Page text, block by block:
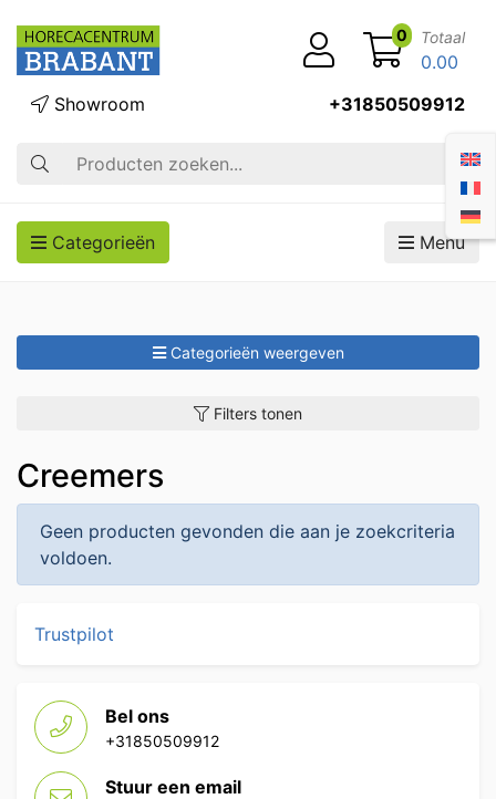
Zoek op
Showroom +31850509912
0 Totaal
0.00
Categorieën Menu
Categorieën weergeven
Filters tonen
Creemers
Geen producten gevonden die aan je zoekcriteria
voldoen.
Trustpilot
Bel ons
+31850509912
Stuur een email